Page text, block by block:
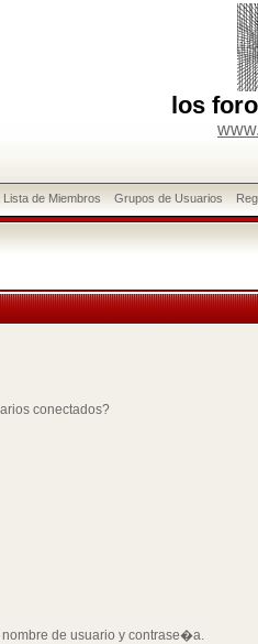
los
Lista de Miembros Grupos de Usuarios
conectados?
de usuario y contrase�a.